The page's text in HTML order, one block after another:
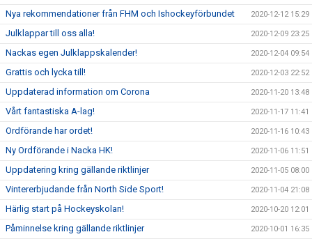
Nya rekommendationer från FHM och Ishockeyförbundet 2020-12-12 15:29
Julklappar till oss alla! 2020-12-09 23:25
Nackas egen Julklappskalender! 2020-12-04 09:54
Grattis och lycka till! 2020-12-03 22:52
Uppdaterad information om Corona 2020-11-20 13:48
Vårt fantastiska A-lag! 2020-11-17 11:41
Ordförande har ordet! 2020-11-16 10:43
Ny Ordförande i Nacka HK! 2020-11-06 11:51
Uppdatering kring gällande riktlinjer 2020-11-05 08:00
Vintererbjudande från North Side Sport! 2020-11-04 21:08
Härlig start på Hockeyskolan! 2020-10-20 12:01
Påminnelse kring gällande riktlinjer 2020-10-01 16:35